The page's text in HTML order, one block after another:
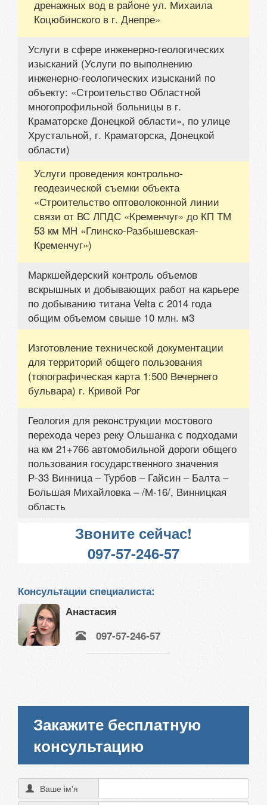
дренажных вод в районе ул. Михаила
Коцюбинского в г. Днепре»
Услуги в сфере инженерно-геологических
изысканий (Услуги по выполнению
инженерно-геологических изысканий по
объекту: «Строительство Областной
многопрофильной больницы в г.
Краматорске Донецкой области», по улице
Хрустальной, г. Краматорска, Донецкой
области)
Услуги проведения контрольно-
геодезической съемки объекта
«Строительство оптоволоконной линии
связи от ВС ЛПДС «Кременчуг» до КП ТМ
53 км МН «Глинско-Разбышевская-
Кременчуг»)
Маркшейдерский контроль объемов
вскрышных и добывающих работ на карьере
по добыванию титана Velta с 2014 года
общим объемом свыше 10 млн. м3
Изготовление технической документации
для территорий общего пользования
(топографическая карта 1:500 Вечернего
бульвара) г. Кривой Рог
Геология для реконструкции мостового
перехода через реку Ольшанка с подходами
на км 21+766 автомобильной дороги общего
пользования государственного значения
Р-33 Винница – Турбов – Гайсин – Балта –
Большая Михайловка – /М-16/, Винницкая
область
Звоните сейчас!
097-57-246-57
Консультации специалиста:
Анастасия
097-57-246-57
Закажите бесплатную
консультацию
Ваше ім'я